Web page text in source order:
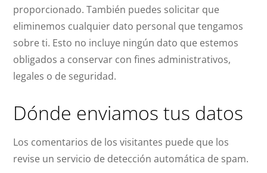
proporcionado. También puedes solicitar que
eliminemos cualquier dato personal que tengamos
sobre ti. Esto no incluye ningún dato que estemos
obligados a conservar con fines administrativos,
legales o de seguridad.
Dónde enviamos tus datos
Los comentarios de los visitantes puede que los
revise un servicio de detección automática de spam.